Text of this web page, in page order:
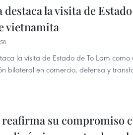
destaca la visita de
vietnamita
la visita de Estado de To Lam
bilateral en comercio, defensa y
su compromiso